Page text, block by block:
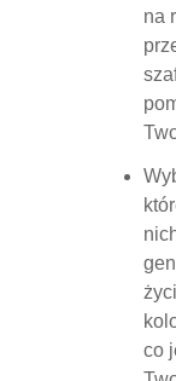
na
co